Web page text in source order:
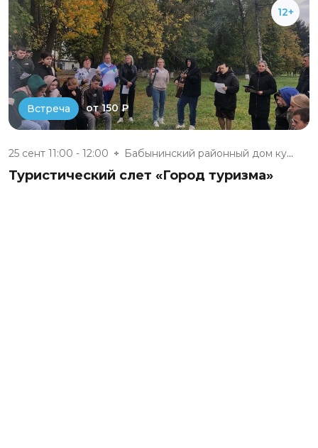
12+
Встреча от 150 ₽
25 сент 11:00 - 12:00 Бабынинский районный дом культ...
Туристический слет «Город туризма»